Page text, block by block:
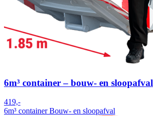
6m³ container – bouw- en sloopafval
419,-
6m³ containerBouw- en sloopafval